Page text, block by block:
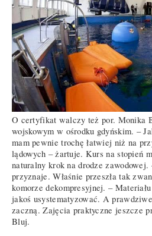
O certyfikat walczy też por. Monika
wojskowym w ośrodku gdyńskim. –
mam pewnie trochę łatwiej niż na
lądowych – żartuje. Kurs na stopień
naturalny krok na drodze
przyznaje. Właśnie przeszła tak
komorze dekompresyjnej. –
jakoś usystematyzować. A
zaczną. Zajęcia praktyczne jeszcze
Bluj.